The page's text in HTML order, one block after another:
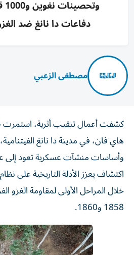
دفاعات دا نانغ ضد الغزو 1858-
مصطفى الزعبي
هاي فان، في مدينة دا نانغ
وأساسات منشآت عسكرية تعود إلى
اكتشاف يعزز الأدلة التاريخية على
خلال المراحل الأولى لمقاومة الغزو
1858 و1860.